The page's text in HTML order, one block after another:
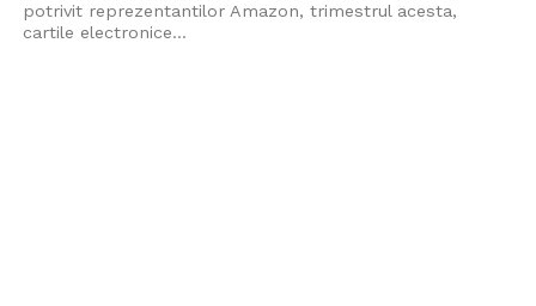
potrivit reprezentantilor Amazon, trimestrul acesta,
cartile electronice...